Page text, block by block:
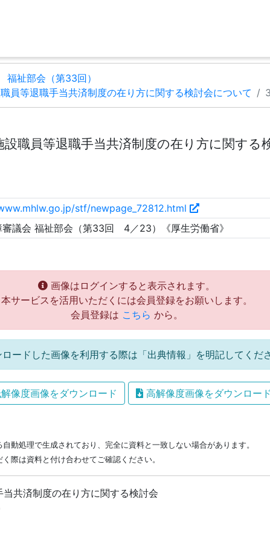
福祉部会（第33回）
員等退職手当共済制度の在り方に関する検討会について
職員等退職手当共済制度の在り方に関する
stf/newpage_72812.html
審議会 福祉部会（第33回 4／23）《厚生労働省》
画像はログインすると表示されます。
本サービスを活用いただくには会員登録をお願いします。
会員登録は こちら から。
ロードした画像を利用する際は「出典情報」を明記してくださ
像度画像をダウンロード 高解像度画像をダウンロード
動処理で生成されており、完全に資料と一致しない場合があります。
際は資料と付け合わせてご確認ください。
共済制度の在り方に関する検討会